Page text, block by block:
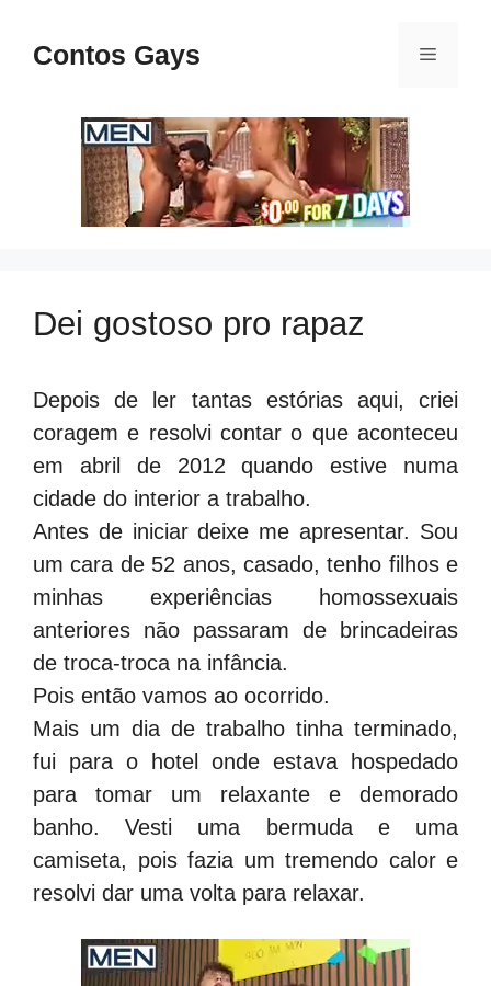
paraContos Gays Menu
Dei gostoso pro rapaz
Depois de ler tantas estórias aqui, criei
coragem e resolvi contar o que aconteceu
em abril de 2012 quando estive numa
cidade do interior a trabalho.
Antes de iniciar deixe me apresentar. Sou
um cara de 52 anos, casado, tenho filhos e
minhas experiências homossexuais
anteriores não passaram de brincadeiras
de troca-troca na infância.
Pois então vamos ao ocorrido.
Mais um dia de trabalho tinha terminado,
fui para o hotel onde estava hospedado
para tomar um relaxante e demorado
banho. Vesti uma bermuda e uma
camiseta, pois fazia um tremendo calor e
resolvi dar uma volta para relaxar.